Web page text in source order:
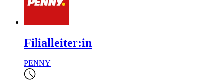
Filialleiter:in
PENNY